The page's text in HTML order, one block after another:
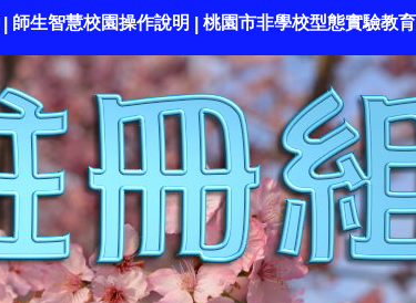
| 師生智慧校園操作說明 | 桃園市非學校型態實驗教